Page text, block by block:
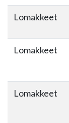
Lomakkeet
Lomakkeet
Lomakkeet